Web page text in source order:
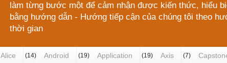
làm từng bước một để cảm nhận được kiến thức, hiểu
bằng hướng dẫn - Hướng tiếp cận của chúng tôi theo
thời gian
Alice (14) Android (19) Application (19) Axis (7)